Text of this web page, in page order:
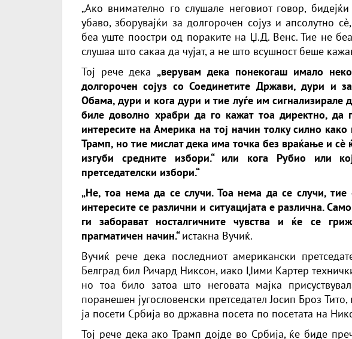
„Ако внимателно го слушале неговиот говор,
убаво, зборувајќи за долгорочен сојуз и апсолутно
беа уште поостри од пораките на Џ.Д. Венс. Тие не
слушаа што сакаа да чујат, а не што всушност беше
Тој рече дека„верувам дека понекогаш имало
долгорочен сојуз со Соединетите Држави, дури и
Обама, дури и кога дури и тие луѓе им сигнализирале
биле доволно храбри да го кажат тоа директно, да
интересите на Америка на тој начин толку силно
Трамп, но тие мислат дека има точка без враќање и сè
изгуби средните избори.“ или кога Рубио или
претседателски избори.“
„Не, тоа нема да се случи. Тоа нема да се случи, тие
интересите се различни и ситуацијата е различна.
ги заборават носталгичните чувства и ќе се
прагматичен начин.“истакна Вучиќ.
Вучиќ рече дека последниот американски
Белград бил Ричард Никсон, иако Џими Картер
но тоа било затоа што неговата мајка
поранешен југословенски претседател Јосип Броз
ја посети Србија во државна посета по посетата на
Тој рече дека ако Трамп дојде во Србија, ќе биде